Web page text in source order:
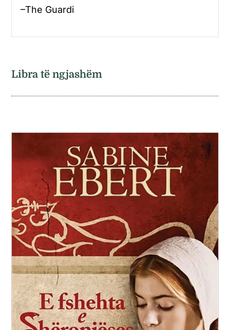
–The Guardi
Libra të ngjashëm